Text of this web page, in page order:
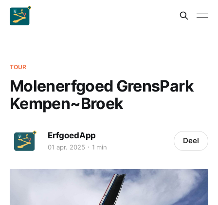
TOUR
Molenerfgoed GrensPark
Kempen~Broek
ErfgoedApp
01 apr. 2025 1 min
Deel